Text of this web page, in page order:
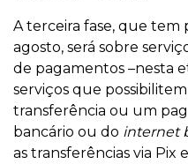
A terceira fase, que tem
agosto, será sobre
de pagamentos –nesta
serviços que
transferência ou um
bancário ou do internet
as transferências via Pix